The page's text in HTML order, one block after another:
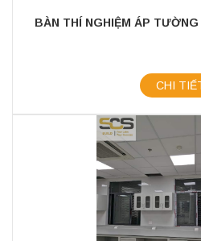
BÀN THÍ NGHIỆM ÁP
CHI